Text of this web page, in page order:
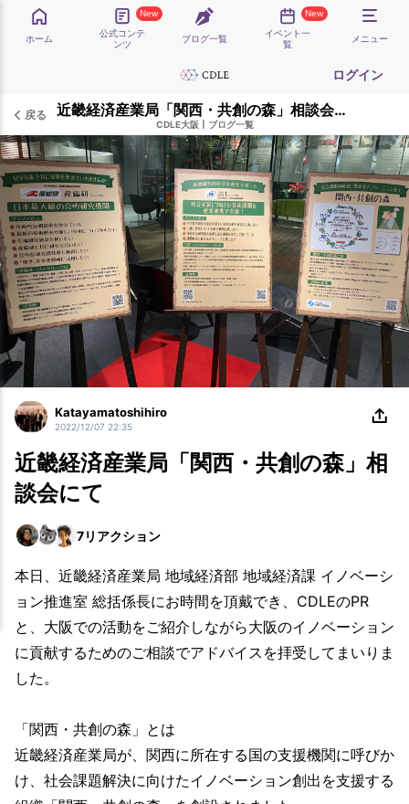
ホーム
New
公式コンテ
ンツ
ブログ一覧
New
イベント一
覧
メニュー
ログイン
戻る 近畿経済産業局「関西・共創の森」相談会にて
CDLE大阪 ブログ一覧
Katayamatoshihiro
2022/12/07 22:35
近畿経済産業局「関西・共創の森」相
談会にて
7リアクション
本日、近畿経済産業局 地域経済部 地域経済課 イノベーシ
ョン推進室 総括係長にお時間を頂戴でき、CDLEのPR
と、大阪での活動をご紹介しながら大阪のイノベーション
に貢献するためのご相談でアドバイスを拝受してまいりま
した。
「関西・共創の森」とは
近畿経済産業局が、関西に所在する国の支援機関に呼びか
け、社会課題解決に向けたイノベーション創出を支援する